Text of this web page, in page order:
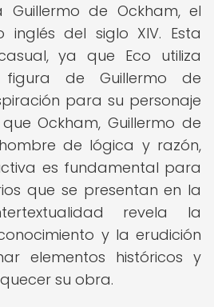
Guillermo de Ockham, el
del siglo XIV. Esta
ya que Eco utiliza
de Guillermo de
para su personaje
Ockham, Guillermo de
de lógica y razón,
es fundamental para
que se presentan en la
revela la
y la erudición
elementos históricos y
su obra.